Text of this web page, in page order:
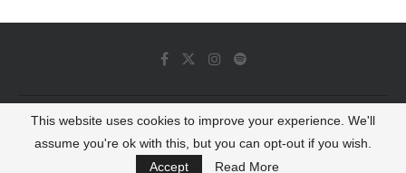
© 2022 - Luminous Dash All Rights Reserved
BACK TO TOP
This website uses cookies to improve your experience. We'll
assume you're ok with this, but you can opt-out if you wish.
Accept
Read More